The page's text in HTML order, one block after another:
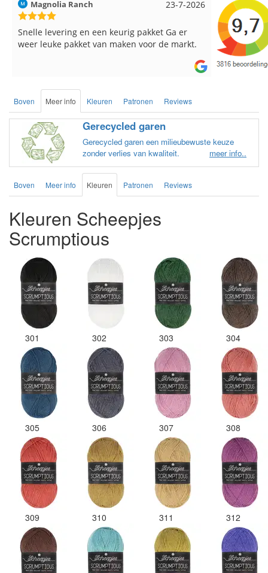
23-7-2026
pakket Ga er
voor de markt.
17-7-
Reeds meerdere keren breigaren en
breinaalden besteld, altijd heel tevreden
Boven Meer info Kleuren Patronen Reviews
Gerecycled garen
Gerecycled garen een milieubewuste keuze
zonder verlies van kwaliteit.
meer info..
Boven Meer info Kleuren Patronen Reviews
Kleuren Scheepjes
Scrumptious
301 302 303 304
305 306 307 308
309 310 311 312